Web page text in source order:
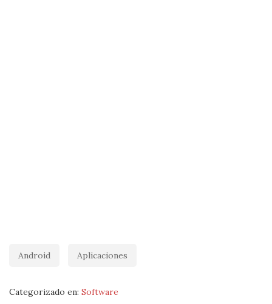
Android Aplicaciones
Categorizado en: Software